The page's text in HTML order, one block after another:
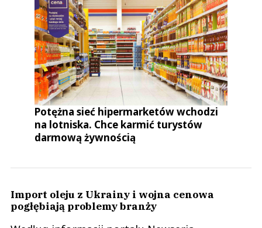
Potężna sieć hipermarketów wchodzi
na lotniska. Chce karmić turystów
darmową żywnością
Import oleju z Ukrainy i wojna cenowa
pogłębiają problemy branży